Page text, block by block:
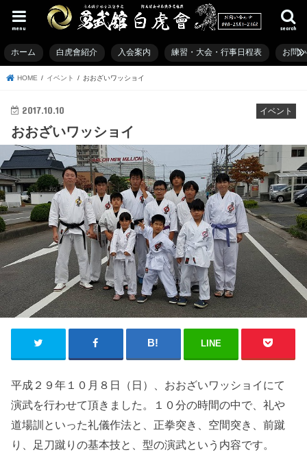
search
menu
ホーム 白虎會紹介 入会案内 練習・大会・行事日程表 お問
HOME イベント おおざいワッショイ
イベント
2017.10.10
おおざいワッショイ
LINE
平成２９年１０月８日（日）、おおざいワッショイにて
演武を行わせて頂きました。１０分の時間の中で、礼や
道場訓といった礼儀作法と、正拳突き、空間突き、前蹴
り、足刀蹴りの基本技と、型の演武という内容です。